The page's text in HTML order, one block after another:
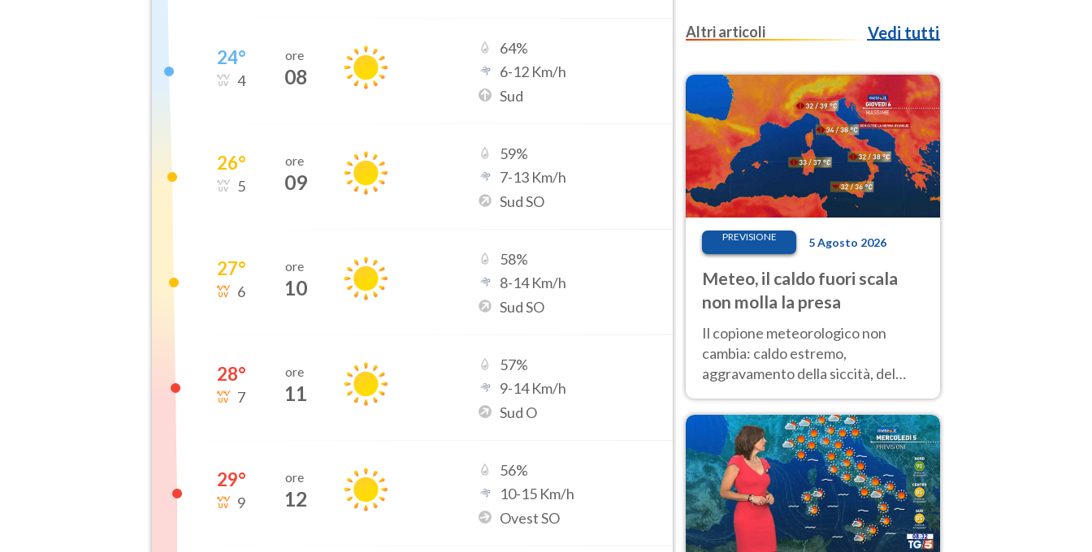
24°
4
ore
08
64%
6-12 Km/h
Sud
26°
5
ore
09
59%
7-13 Km/h
Sud SO
27°
6
ore
10
58%
8-14Km/h
Sud SO
28°
7
ore
11
57%
9-14Km/h
Sud O
29°
9
ore
12
56%
10-15 Km/h
Ovest SO
Altri articoli
Vedi tutti
PREVISIONE 5 Agosto 2026
Meteo, il caldo fuori scala
non molla la presa
Il copione meteorologico non
cambia: caldo estremo,
aggravamento della siccità, del
calore. Nessun cambiamento fino
Ferragosto